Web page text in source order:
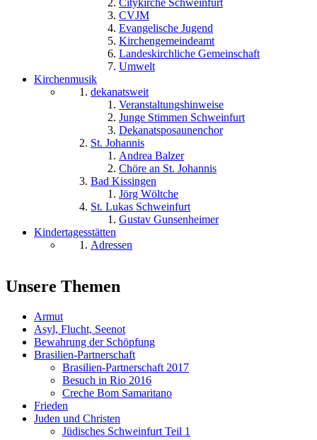
Citykirche Schweinfurt
CVJM
Evangelische Jugend
Kirchengemeindeamt
Landeskirchliche Gemeinschaft
Umwelt
Kirchenmusik
dekanatsweit
Veranstaltungshinweise
Junge Stimmen Schweinfurt
Dekanatsposaunenchor
St. Johannis
Andrea Balzer
Chöre an St. Johannis
Bad Kissingen
Jörg Wöltche
St. Lukas Schweinfurt
Gustav Gunsenheimer
Kindertagesstätten
Adressen
Unsere Themen
Armut
Asyl, Flucht, Seenot
Bewahrung der Schöpfung
Brasilien-Partnerschaft
Brasilien-Partnerschaft 2017
Besuch in Rio 2016
Creche Bom Samaritano
Frieden
Juden und Christen
Jüdisches Schweinfurt Teil 1